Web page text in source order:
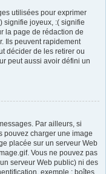
utilisées pour exprimer
signifie joyeux, :( signifie
la page de rédaction de
Ils peuvent rapidement
décider de les retirer ou
peut aussi avoir défini un
Par ailleurs, si
pouvez charger une image
placée sur un serveur Web
Vous ne pouvez pas
serveur Web public) ni des
exemple : boîtes